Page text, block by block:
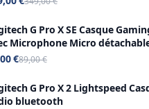
G Pro X SE Casque
Microphone Micro
X 7.1
€89,00 €
G Pro X 2 Lightspeed
bluetooth